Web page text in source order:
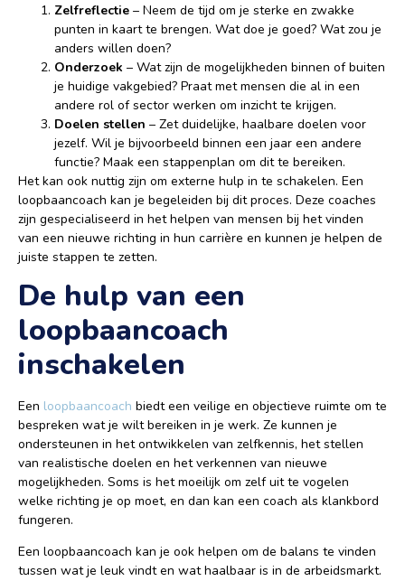
Zelfreflectie – Neem de tijd om je sterke en zwakke
punten in kaart te brengen. Wat doe je goed? Wat zou je
anders willen doen?
Onderzoek – Wat zijn de mogelijkheden binnen of buiten
je huidige vakgebied? Praat met mensen die al in een
andere rol of sector werken om inzicht te krijgen.
Doelen stellen – Zet duidelijke, haalbare doelen voor
jezelf. Wil je bijvoorbeeld binnen een jaar een andere
functie? Maak een stappenplan om dit te bereiken.
Het kan ook nuttig zijn om externe hulp in te schakelen. Een
loopbaancoach kan je begeleiden bij dit proces. Deze coaches
zijn gespecialiseerd in het helpen van mensen bij het vinden
van een nieuwe richting in hun carrière en kunnen je helpen de
juiste stappen te zetten.
De hulp van een
loopbaancoach
inschakelen
Een loopbaancoach biedt een veilige en objectieve ruimte om te
bespreken wat je wilt bereiken in je werk. Ze kunnen je
ondersteunen in het ontwikkelen van zelfkennis, het stellen
van realistische doelen en het verkennen van nieuwe
mogelijkheden. Soms is het moeilijk om zelf uit te vogelen
welke richting je op moet, en dan kan een coach als klankbord
fungeren.
Een loopbaancoach kan je ook helpen om de balans te vinden
tussen wat je leuk vindt en wat haalbaar is in de arbeidsmarkt.